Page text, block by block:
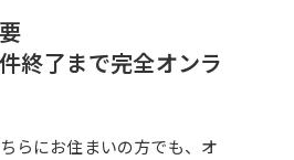
終了まで完全オンラ
らにお住まいの方でも、オ